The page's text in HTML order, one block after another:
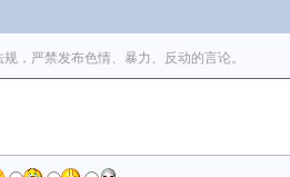
，严禁发布色情、暴力、反动的言论。